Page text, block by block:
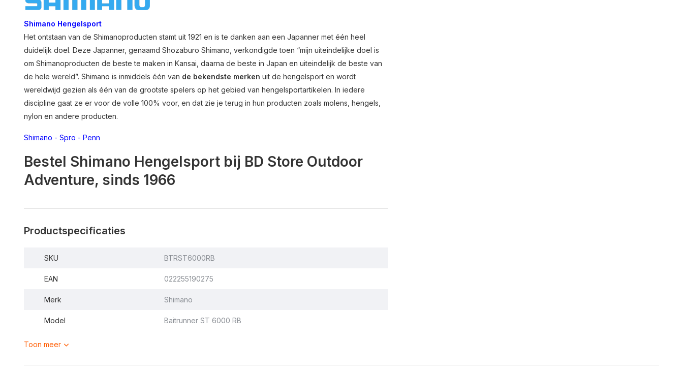
Shimano Hengelsport
Het ontstaan van de Shimanoproducten stamt uit 1921 en is te danken aan een Japanner met één heel
duidelijk doel. Deze Japanner, genaamd Shozaburo Shimano, verkondigde toen “mijn uiteindelijke doel is
om Shimanoproducten de beste te maken in Kansai, daarna de beste in Japan en uiteindelijk de beste van
de hele wereld”. Shimano is inmiddels één van de bekendste merken uit de hengelsport en wordt
wereldwijd gezien als één van de grootste spelers op het gebied van hengelsportartikelen. In iedere
discipline gaat ze er voor de volle 100% voor, en dat zie je terug in hun producten zoals molens, hengels,
nylon en andere producten.
Shimano - Spro - Penn
Bestel Shimano Hengelsport bij BD Store Outdoor
Adventure, sinds 1966
Productspecificaties
SKU BTRST6000RB
EAN 022255190275
Merk Shimano
Model Baitrunner ST 6000 RB
Toon meer